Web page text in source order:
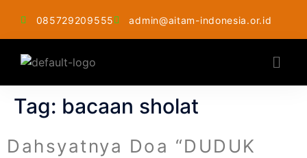
085729209555 admin@aitam-indonesia.or.id
Tag: bacaan sholat
Dahsyatnya Doa “DUDUK